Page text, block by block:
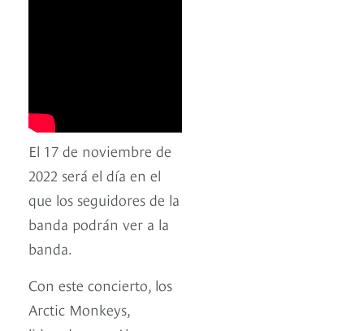
El 17 de noviembre de
2022 será el día en el
que los seguidores de la
banda podrán ver a la
banda.
Con este concierto, los
Arctic Monkeys,